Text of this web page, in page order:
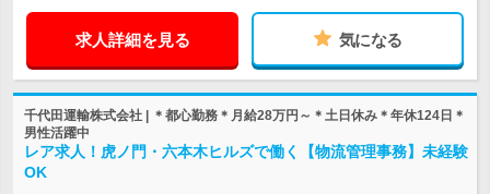
求人詳細を見る 気になる
千代田運輸株式会社 | ＊都心勤務＊月給28万円～＊土日休み＊年休124日＊
男性活躍中
レア求人！虎ノ門・六本木ヒルズで働く【物流管理事務】未経験
OK